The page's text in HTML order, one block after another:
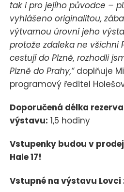
tak i pro jejího původce –
vyhlášeno originalitou,
výtvarnou úrovní jeho
protože zdaleka ne všichni
cestují do Plzně, rozhodli
Plzně do Prahy,“doplňuje
programový ředitel
Doporučená délka
výstavu: 1,5 hodiny
Vstupenky budou v
Hale 17!
Vstupné na výstavu Lovci